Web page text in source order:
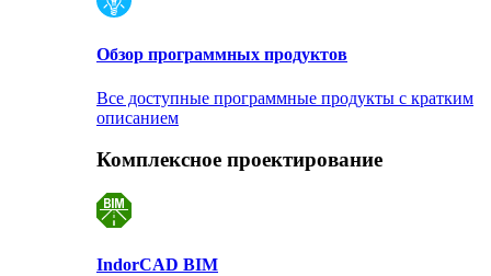
Обзор программных продуктов
Все доступные программные продукты с кратким
описанием
Комплексное проектирование
IndorCAD BIM